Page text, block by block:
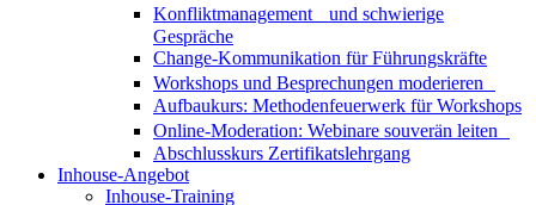
Konfliktmanagement und schwierige
Gespräche
Change-Kommunikation für Führungskräfte
Workshops und Besprechungen moderieren
Aufbaukurs: Methodenfeuerwerk für Workshops
Online-Moderation: Webinare souverän leiten
Abschlusskurs Zertifikatslehrgang
Inhouse-Angebot
Inhouse-Training